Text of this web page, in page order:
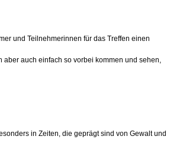
und Teilnehmerinnen für das Treffen einen
aber auch einfach so vorbei kommen und sehen,
in Zeiten, die geprägt sind von Gewalt und